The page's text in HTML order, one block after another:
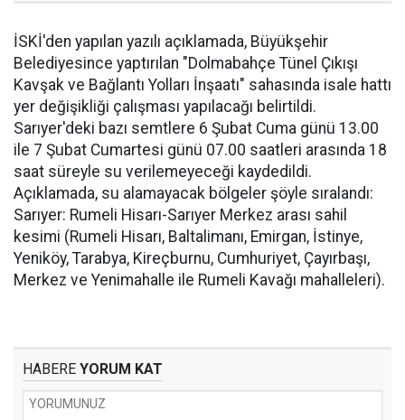
İSKİ'den yapılan yazılı açıklamada, Büyükşehir
Belediyesince yaptırılan "Dolmabahçe Tünel Çıkışı
Kavşak ve Bağlantı Yolları İnşaatı" sahasında isale hattı
yer değişikliği çalışması yapılacağı belirtildi.
Sarıyer'deki bazı semtlere 6 Şubat Cuma günü 13.00
ile 7 Şubat Cumartesi günü 07.00 saatleri arasında 18
saat süreyle su verilemeyeceği kaydedildi.
Açıklamada, su alamayacak bölgeler şöyle sıralandı:
Sarıyer: Rumeli Hisarı-Sarıyer Merkez arası sahil
kesimi (Rumeli Hisarı, Baltalimanı, Emirgan, İstinye,
Yeniköy, Tarabya, Kireçburnu, Cumhuriyet, Çayırbaşı,
Merkez ve Yenimahalle ile Rumeli Kavağı mahalleleri).
HABERE YORUM KAT